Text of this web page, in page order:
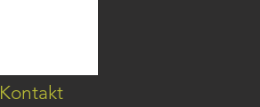
Kontakt